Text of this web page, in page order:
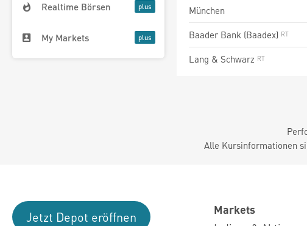
Realtime Börsen
My Markets
München
Baader Bank (Baadex)
Lang & Schwarz
Alle Kursinformationen
Jetzt Depot eröffnen
Markets